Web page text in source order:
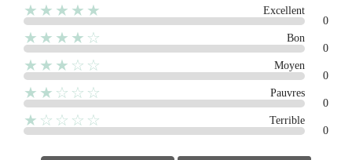
★★★★★
Excellent
0
★★★★☆
Bon
0
★★★☆☆
Moyen
0
★★☆☆☆
Pauvres
0
★☆☆☆☆
Terrible
0